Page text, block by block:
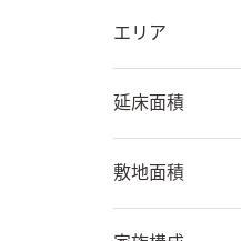
エリア
延床面積
敷地面積